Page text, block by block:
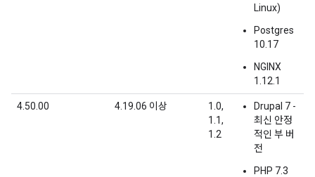
Linux)
Postgres
10.17
NGINX
1.12.1
4.50.00 4.19.06 이상
1.0,
1.1,
1.2
Drupal 7 -
최신 안정
적인 부 버
전
PHP 7.3